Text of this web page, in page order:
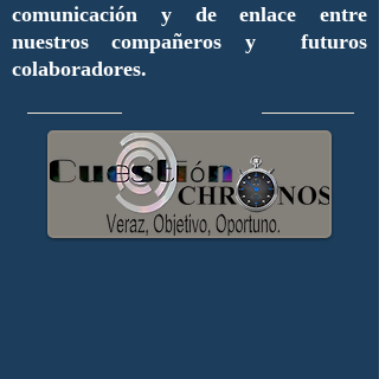
comunicación y de enlace entre
nuestros compañeros y futuros
colaboradores.